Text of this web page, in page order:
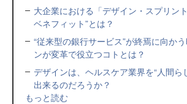
大企業における「デザイン・スプリン
ベネフィット”とは？
“従来型の銀行サービス”が終焉に向か
ンが変革で役立つコトとは？
デザインは、ヘルスケア業界を“人間ら
出来るのだろうか？
もっと読む